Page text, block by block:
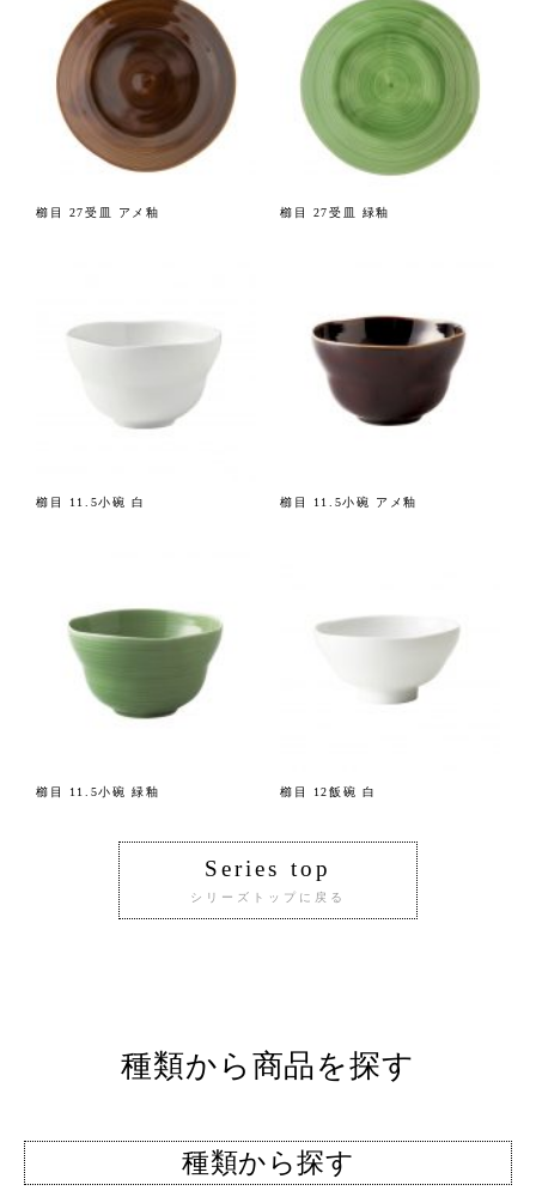
櫛目 27受皿 アメ釉 櫛目 27受皿 緑釉
櫛目 11.5小碗 白 櫛目 11.5小碗 アメ釉
櫛目 11.5小碗 緑釉 櫛目 12飯碗 白
Series top
シリーズトップに戻る
種類から商品を探す
種類から探す